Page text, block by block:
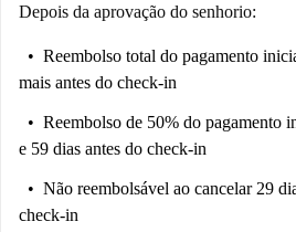
Depois da aprovação do senhorio:
Reembolso total do pagamento
mais antes do check-in
Reembolso de 50% do pagamento
e 59 dias antes do check-in
Não reembolsável ao cancelar 29
check-in